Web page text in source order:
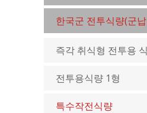
한국군 전투식량(군
즉각 취식형 전투용
전투용식량 1형
특수작전식량